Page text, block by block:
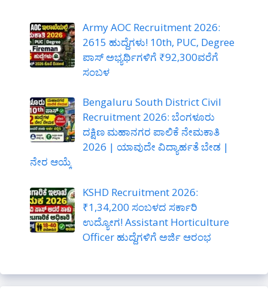
Army AOC Recruitment 2026:
2615 ಹುದ್ದೆಗಳು! 10th, PUC, Degree
ಪಾಸ್ ಅಭ್ಯರ್ಥಿಗಳಿಗೆ ₹92,300ವರೆಗೆ
ಸಂಬಳ
Bengaluru South District Civil
Recruitment 2026: ಬೆಂಗಳೂರು
ದಕ್ಷಿಣ ಮಹಾನಗರ ಪಾಲಿಕೆ ನೇಮಕಾತಿ
2026 | ಯಾವುದೇ ವಿದ್ಯಾರ್ಹತೆ ಬೇಡ |
ನೇರ ಆಯ್ಕೆ
KSHD Recruitment 2026:
₹1,34,200 ಸಂಬಳದ ಸರ್ಕಾರಿ
ಉದ್ಯೋಗ! Assistant Horticulture
Officer ಹುದ್ದೆಗಳಿಗೆ ಅರ್ಜಿ ಆರಂಭ